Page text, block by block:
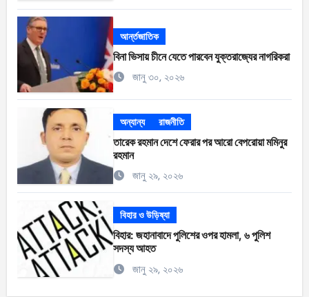
আর্ন্তজাতিক
বিনা ভিসায় চীনে যেতে পারবেন যুক্তরাজ্যের নাগরিকরা
জানু ৩০, ২০২৬
অন্যান্য রাজনীতি
তারেক রহমান দেশে ফেরার পর আরো বেপরোয়া মমিনুর
রহমান
জানু ২৯, ২০২৬
বিহার ও উড়িষ্যা
বিহার: জহানাবাদে পুলিশের ওপর হামলা, ৬ পুলিশ
সদস্য আহত
জানু ২৯, ২০২৬